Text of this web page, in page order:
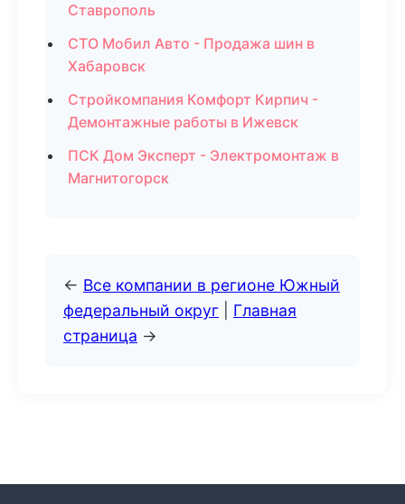
Ставрополь
СТО Мобил Авто - Продажа шин в
Хабаровск
Стройкомпания Комфорт Кирпич -
Демонтажные работы в Ижевск
ПСК Дом Эксперт - Электромонтаж в
Магнитогорск
← Все компании в регионе Южный
федеральный округ
Главная
страница →